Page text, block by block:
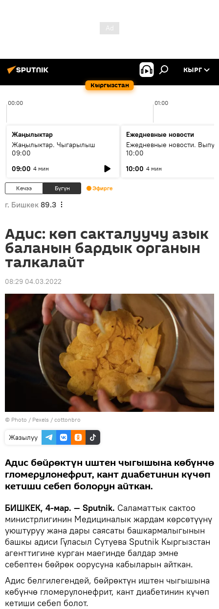
Кыргызстан
КЫРГ
00:00 01:00
Жаңылыктар
Жаңылыктар. Чыгарылыш
09:00
09:00 4 мин
Ежедневные новости
Ежедневные новости.
10:00
10:00 4 мин
Кечээ Бүгүн Эфирге
г. Бишкек 89.3
Адис: көп сакталуучу азык
баланын бардык органын
талкалайт
08:29 04.03.2022
© Photo / Pexels / cottonbro
Жазылуу
Адис бөйрөктүн иштен чыгышына көбүнчө
гломерулонефрит, кант диабетинин күчөп
кетиши себеп болорун айткан.
БИШКЕК, 4-мар. — Sputnik. Саламаттык сактоо
министрлигинин Медициналык жардам көрсөтүүнү
уюштуруу жана дары саясаты башкармалыгынын
башкы адиси Гүласыл Сутуева Sputnik Кыргызстан
агенттигине курган маегинде балдар эмне
себептен бөйрөк оорусуна кабыларын айткан.
Адис белгилегендей, бөйрөктүн иштен чыгышына
көбүнчө гломерулонефрит, кант диабетинин күчөп
кетиши себеп болот.